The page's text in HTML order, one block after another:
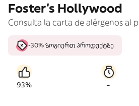
Foster's Hollywood
Consulta la carta de alérgenos al
-30% ზოგიერთ პროდუქტზე
93% -